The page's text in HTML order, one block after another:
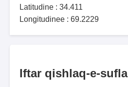
Latitudine : 34.411
Longitudinee : 69.2229
Iftar qishlaq-e-sufla